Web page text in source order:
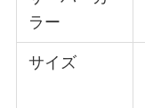
ラー
サイズ